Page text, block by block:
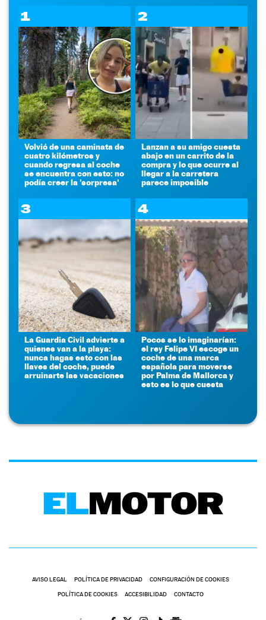
1
Volvió de una caminata de
cuatro kilómetros y
cuando regresa al coche
se encuentra con esto: no
podía creer la 'sorpresa'
2
Lanzan a su amigo cuesta
abajo en un carrito de la
compra y lo que ocurre al
llegar a la carretera
parece imposible
3
La Guardia Civil advierte a
quienes van a la playa:
nunca hagas esto con las
llaves del coche, puede
arruinarte las vacaciones
4
Pocos se lo imaginarían:
el rey Felipe VI escoge un
coche de una marca
española para moverse
por Palma de Mallorca y
esto es lo que cuesta
AVISO LEGAL POLÍTICA DE PRIVACIDAD CONFIGURACIÓN DE COOKIES
POLÍTICA DE COOKIES ACCESIBILIDAD CONTACTO